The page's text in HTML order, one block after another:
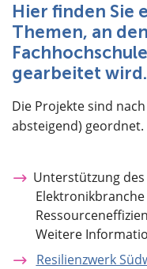
Über uns
Hier finden Sie
Themen, an
gearbeitet wird.
Die Projekte sind
absteigend) geordnet.
Unterstützung
Weitere
Resilienzwerk